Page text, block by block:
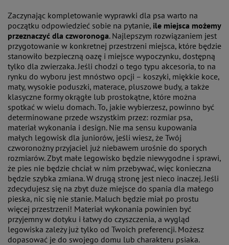
Zaczynając kompletowanie wyprawki dla psa warto na
początku odpowiedzieć sobie na pytanie, ile miejsca możemy
przeznaczyć dla czworonoga. Najlepszym rozwiązaniem jest
przygotowanie w konkretnej przestrzeni miejsca, które będzie
stanowiło bezpieczną oazę i miejsce wypoczynku, dostępną
tylko dla zwierzaka. Jeśli chodzi o tego typu akcesoria, to na
rynku do wyboru jest mnóstwo opcji – koszyki, miękkie koce,
maty, wysokie poduszki, materace, pluszowe budy, a także
klasyczne formy okrągłe lub prostokątne, które można
spotkać w wielu domach. To, jakie wybierzesz, powinno być
determinowane przede wszystkim przez: rozmiar psa,
materiał wykonania i design. Nie ma sensu kupowania
małych legowisk dla juniorów, jeśli wiesz, że Twój
czworonożny przyjaciel już niebawem urośnie do sporych
rozmiarów. Zbyt małe legowisko będzie niewygodne i sprawi,
że pies nie będzie chciał w nim przebywać, więc konieczna
będzie szybka zmiana. W drugą stronę jest nieco inaczej. Jeśli
zdecydujesz się na zbyt duże miejsce do spania dla małego
pieska, nic się nie stanie. Maluch będzie miał po prostu
więcej przestrzeni! Materiał wykonania powinien być
przyjemny w dotyku i łatwy do czyszczenia, a wygląd
legowiska zależy już tylko od Twoich preferencji. Możesz
dopasować je do swojego domu lub charakteru psiaka.